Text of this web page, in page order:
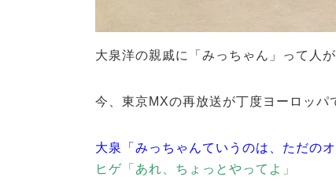
大泉洋の親戚に「みっちゃん」って人が
今、東京MXの再放送が丁度ヨーロッ
大泉「みっちゃんていうのは、ただの
ヒゲ「あれ、ちょっとやってよ」